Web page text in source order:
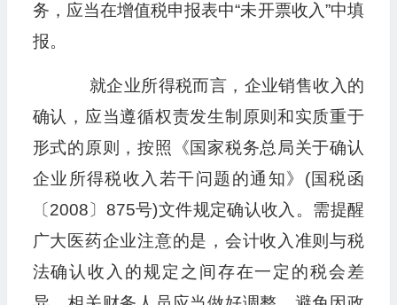
务，应当在增值税申报表中“未开票收入”中填
报。
就企业所得税而言，企业销售收入的
确认，应当遵循权责发生制原则和实质重于
形式的原则，按照《国家税务总局关于确认
企业所得税收入若干问题的通知》(国税函
〔2008〕875号)文件规定确认收入。需提醒
广大医药企业注意的是，会计收入准则与税
法确认收入的规定之间存在一定的税会差